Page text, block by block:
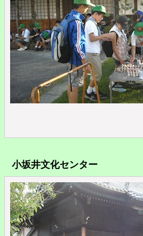
小坂井文化センター